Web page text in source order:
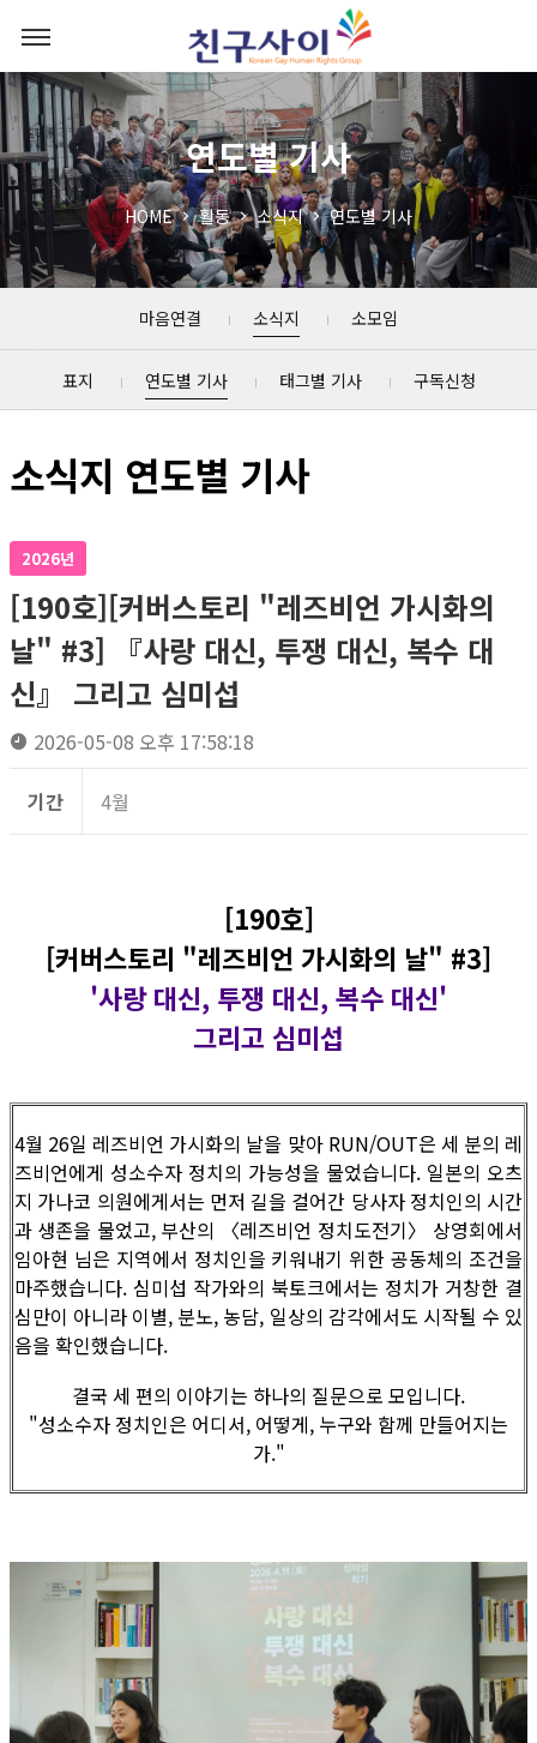
연도별 기사
HOME 활동 소식지 연도별 기사
마음연결 소식지 소모임
표지 연도별 기사 태그별 기사 구독신청
소식지 연도별 기사
2026년
[190호][커버스토리 "레즈비언 가시화의
날" #3] 『사랑 대신, 투쟁 대신, 복수 대
신』 그리고 심미섭
2026-05-08 오후 17:58:18
기간 4월
[190호]
[커버스토리 "레즈비언 가시화의 날" #3]
'사랑 대신, 투쟁 대신, 복수 대신'
그리고 심미섭
4월 26일 레즈비언 가시화의 날을 맞아 RUN/OUT은 세 분의 레
즈비언에게 성소수자 정치의 가능성을 물었습니다. 일본의 오츠
지 가나코 의원에게서는 먼저 길을 걸어간 당사자 정치인의 시간
과 생존을 물었고, 부산의 〈레즈비언 정치도전기〉 상영회에서
임아현 님은 지역에서 정치인을 키워내기 위한 공동체의 조건을
마주했습니다. 심미섭 작가와의 북토크에서는 정치가 거창한 결
심만이 아니라 이별, 분노, 농담, 일상의 감각에서도 시작될 수 있
음을 확인했습니다.
결국 세 편의 이야기는 하나의 질문으로 모입니다.
"성소수자 정치인은 어디서, 어떻게, 누구와 함께 만들어지는
가."